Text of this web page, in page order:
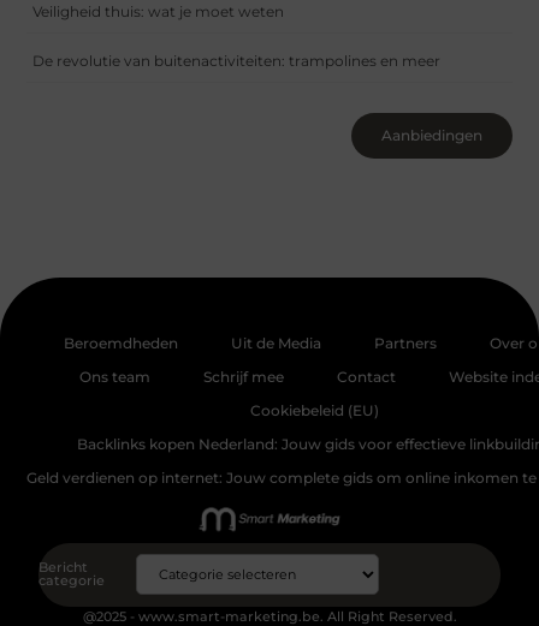
Veiligheid thuis: wat je moet weten
De revolutie van buitenactiviteiten: trampolines en meer
Aanbiedingen
Beroemdheden Uit de Media Partners
Over
Ons team
Schrijf mee Contact
Website
Cookiebeleid (EU)
Backlinks kopen Nederland: Jouw gids voor effectieve
Geld verdienen op internet: Jouw complete gids om online inkomen
Bericht
categorie
@2025 - www.smart-marketing.be. All Right Reserved.